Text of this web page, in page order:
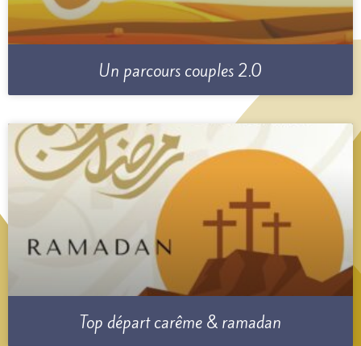
Un parcours couples 2.0
Top départ carême & ramadan